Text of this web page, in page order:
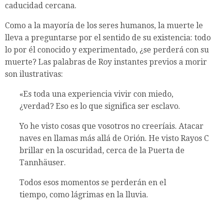
caducidad cercana.
Como a la mayoría de los seres humanos, la muerte le
lleva a preguntarse por el sentido de su existencia: todo
lo por él conocido y experimentado, ¿se perderá con su
muerte? Las palabras de Roy instantes previos a morir
son ilustrativas:
«Es toda una experiencia vivir con miedo,
¿verdad? Eso es lo que significa ser esclavo.
Yo he visto cosas que vosotros no creeríais. Atacar
naves en llamas más allá de Orión. He visto Rayos C
brillar en la oscuridad, cerca de la Puerta de
Tannhäuser.
Todos esos momentos se perderán en el
tiempo, como lágrimas en la lluvia.